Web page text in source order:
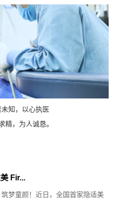
知，以心执医
精，为人诚恳。
Fir...
梦童颜！近日，全国首家隐适美